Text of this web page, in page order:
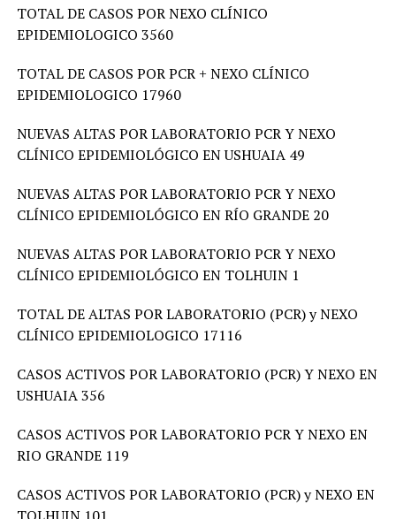
TOTAL DE CASOS POR NEXO CLÍNICO
EPIDEMIOLOGICO 3560
TOTAL DE CASOS POR PCR + NEXO CLÍNICO
EPIDEMIOLOGICO 17960
NUEVAS ALTAS POR LABORATORIO PCR Y NEXO
CLÍNICO EPIDEMIOLÓGICO EN USHUAIA 49
NUEVAS ALTAS POR LABORATORIO PCR Y NEXO
CLÍNICO EPIDEMIOLÓGICO EN RÍO GRANDE 20
NUEVAS ALTAS POR LABORATORIO PCR Y NEXO
CLÍNICO EPIDEMIOLÓGICO EN TOLHUIN 1
TOTAL DE ALTAS POR LABORATORIO (PCR) y NEXO
CLÍNICO EPIDEMIOLOGICO 17116
CASOS ACTIVOS POR LABORATORIO (PCR) Y NEXO EN
USHUAIA 356
CASOS ACTIVOS POR LABORATORIO PCR Y NEXO EN
RIO GRANDE 119
CASOS ACTIVOS POR LABORATORIO (PCR) y NEXO EN